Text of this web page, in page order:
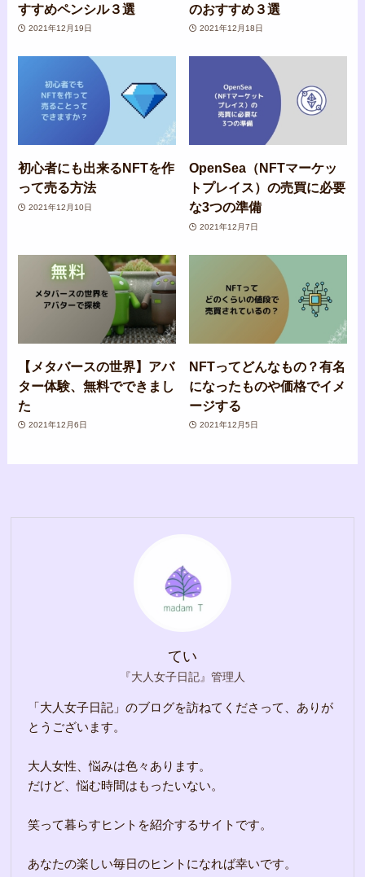
すすめペンシル３選
2021年12月19日
のおすすめ３選
2021年12月18日
初心者にも出来るNFTを作
って売る方法
2021年12月10日
OpenSea（NFTマーケッ
トプレイス）の売買に必要
な3つの準備
2021年12月7日
【メタバースの世界】アバ
ター体験、無料でできまし
た
2021年12月6日
NFTってどんなもの？有名
になったものや価格でイメ
ージする
2021年12月5日
てい
『大人女子日記』管理人
「大人女子日記」のブログを訪ねてくださって、ありが
とうございます。
大人女性、悩みは色々あります。
だけど、悩む時間はもったいない。
笑って暮らすヒントを紹介するサイトです。
あなたの楽しい毎日のヒントになれば幸いです。